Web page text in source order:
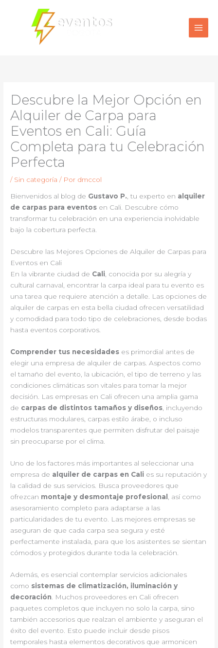
contenido
Descubre la Mejor Opción en
Alquiler de Carpa para
Eventos en Cali: Guía
Completa para tu Celebración
Perfecta
/ Sin categoría / Por dmccol
Bienvenidos al blog de Gustavo P., tu experto en alquiler
de carpas para eventos en Cali. Descubre cómo
transformar tu celebración en una experiencia inolvidable
bajo la cobertura perfecta.
Descubre las Mejores Opciones de Alquiler de Carpas para
Eventos en Cali
En la vibrante ciudad de Cali , conocida por su alegría y
cultural carnaval, encontrar la carpa ideal para tu evento es
una tarea que requiere atención a detalle. Las opciones de
alquiler de carpas en esta bella ciudad ofrecen versatilidad
y comodidad para todo tipo de celebraciones, desde bodas
hasta eventos corporativos.
Comprender tus necesidades es primordial antes de
elegir una empresa de alquiler de carpas. Aspectos como
el tamaño del evento, la ubicación, el tipo de terreno y las
condiciones climáticas son vitales para tomar la mejor
decisión. Las empresas en Cali ofrecen una amplia gama
de carpas de distintos tamaños y diseños , incluyendo
estructuras modulares, carpas estilo árabe, o incluso
modelos transparentes que permiten disfrutar del paisaje
sin preocuparse por el clima.
Uno de los factores más importantes al seleccionar una
empresa de alquiler de carpas en Cali es su reputación y
la calidad de sus servicios. Busca proveedores que
ofrezcan montaje y desmontaje profesional
, así como
asesoramiento completo para adaptarse a las
particularidades de tu evento. Las mejores empresas se
aseguran de que cada carpa sea segura y esté
perfectamente instalada, para que los asistentes se sientan
cómodos y protegidos durante toda la celebración.
Además, es esencial contemplar servicios adicionales
como sistemas de climatización, iluminación y
decoración . Muchos proveedores en Cali ofrecen
paquetes completos que incluyen no solo la carpa, sino
también accesorios que realzan el ambiente y aseguran el
éxito del evento. Esto puede incluir desde pisos
temporales hasta elementos decorativos que armonicen